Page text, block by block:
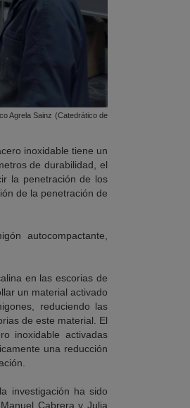
Agrela Sainz (Catedrático de
inoxidable tiene un
de durabilidad, el
la penetración de los
de la penetración de
autocompactante,
en las escorias de
un material activado
reduciendo las
de este material. El
inoxidable activadas
una reducción
investigación ha sido
Cabrera y Julia